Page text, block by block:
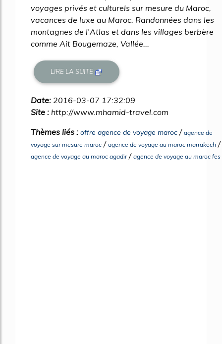
voyages privés et culturels sur mesure du Maroc,
vacances de luxe au Maroc. Randonnées dans les
montagnes de l'Atlas et dans les villages berbère
comme Ait Bougemaze, Vallée...
LIRE LA SUITE
Date: 2016-03-07 17:32:09
Site : http://www.mhamid-travel.com
Thèmes liés : offre agence de voyage maroc / agence de
voyage sur mesure maroc / agence de voyage au maroc marrakech /
agence de voyage au maroc agadir/ agence de voyage au maroc fes